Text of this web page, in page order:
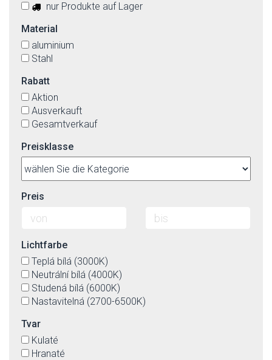
nur Produkte auf Lager
Material
aluminium
Stahl
Rabatt
Aktion
Ausverkauft
Gesamtverkauf
Preisklasse
Preis
Lichtfarbe
Teplá bílá (3000K)
Neutrální bílá (4000K)
Studená bílá (6000K)
Nastavitelná (2700-6500K)
Tvar
Kulaté
Hranaté